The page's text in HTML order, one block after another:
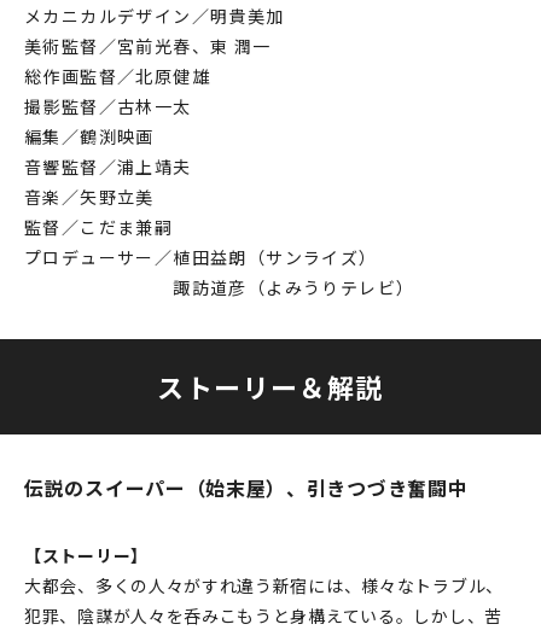
メカニカルデザイン／明貴美加
美術監督／宮前光春、東 潤一
総作画監督／北原健雄
撮影監督／古林一太
編集／鶴渕映画
音響監督／浦上靖夫
音楽／矢野立美
監督／こだま兼嗣
プロデューサー／植田益朗（サンライズ）
諏訪道彦（よみうりテレビ）
ストーリー＆解説
伝説のスイーパー（始末屋）、引きつづき奮闘中
【ストーリー】
大都会、多くの人々がすれ違う新宿には、様々なトラブル、
犯罪、陰謀が人々を呑みこもうと身構えている。しかし、苦